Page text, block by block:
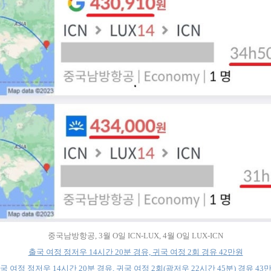
중국남방항공, 3월 O일 ICN-LUX, 4월 O일 LUX-ICN
출국 여정 정저우 14시간 20분 경유, 귀국 여정 2회 경유 42만원
여정 정저우 14시간 20분 경유, 귀국 여정 2회(광저우 22시간 45분) 경유 43